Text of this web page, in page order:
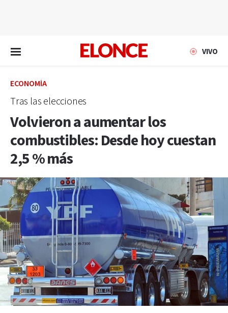
VIVO
ECONOMÍA
Tras las elecciones
Volvieron a aumentar los
combustibles: Desde hoy cuestan
2,5 % más